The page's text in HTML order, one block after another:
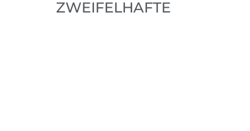
ZWEIFELHAFTE